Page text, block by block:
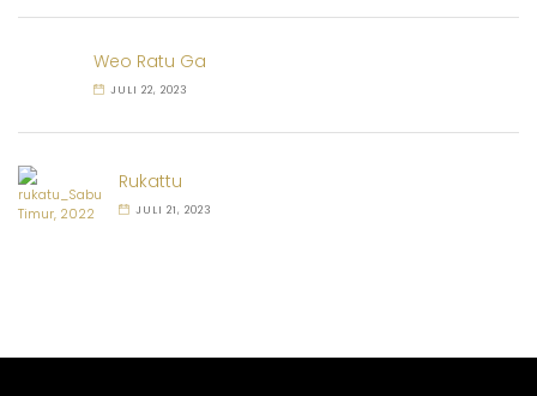
Weo Ratu Ga
JULI 22, 2023
Rukattu
JULI 21, 2023